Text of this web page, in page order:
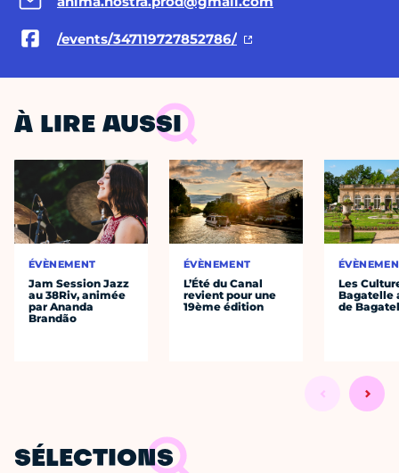
/events/347119727852786/
À LIRE AUSSI
ÉVÈNEMENT
Jam Session Jazz
au 38Riv, animée
par Ananda
Brandão
ÉVÈNEMENT
L’Été du Canal
revient pour une
19ème édition
Les
Bagatelle
de
SÉLECTIONS